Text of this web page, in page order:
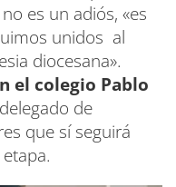
es un adiós, «es
unidos al
diocesana».
el colegio Pablo
de
que sí seguirá